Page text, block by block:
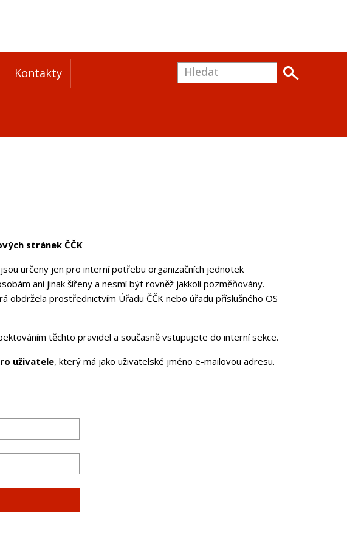
Kontakty
stránek ČČK
určeny jen pro interní potřebu organizačních jednotek
ani jinak šířeny a nesmí být rovněž jakkoli pozměňovány.
obdržela prostřednictvím Úřadu ČČK nebo úřadu příslušného OS
těchto pravidel a současně vstupujete do interní sekce.
uživatele, který má jako uživatelské jméno e-mailovou adresu.